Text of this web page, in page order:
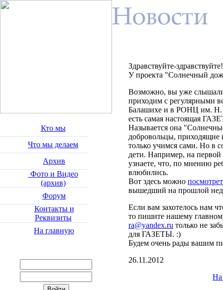
Кто мы
Что мы делаем
Архив
Фото и Видео
(архив)
Форум
Контакты и
Реквизиты
На главную
Здравствуйте-здравствуйте!
У проекта "Солнечный
Возможно, вы уже
приходим с регулярными
Балашихе и в РОНЦ им. Н.
есть самая настоящая
Называется она
добровольцы,
только учимся сами. Но в
дети. Например, на
узнаете, что, по мнению
влюбились.
Вот здесь можно
вышедший на прошлой
Если вам захотелось нам
то пишите нашему
ra@yandex.ru только не
для ГАЗЕТЫ. :)
Будем очень рады вашим
26.11.2012
На